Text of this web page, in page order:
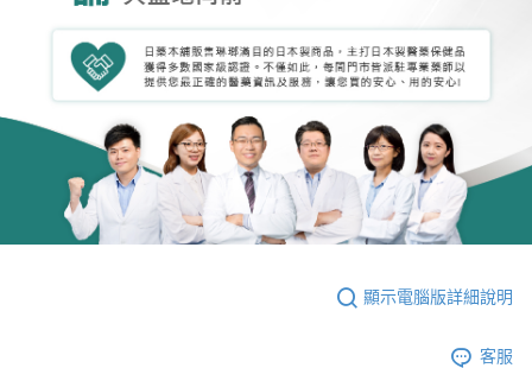
顯示電腦版詳細說明
客服